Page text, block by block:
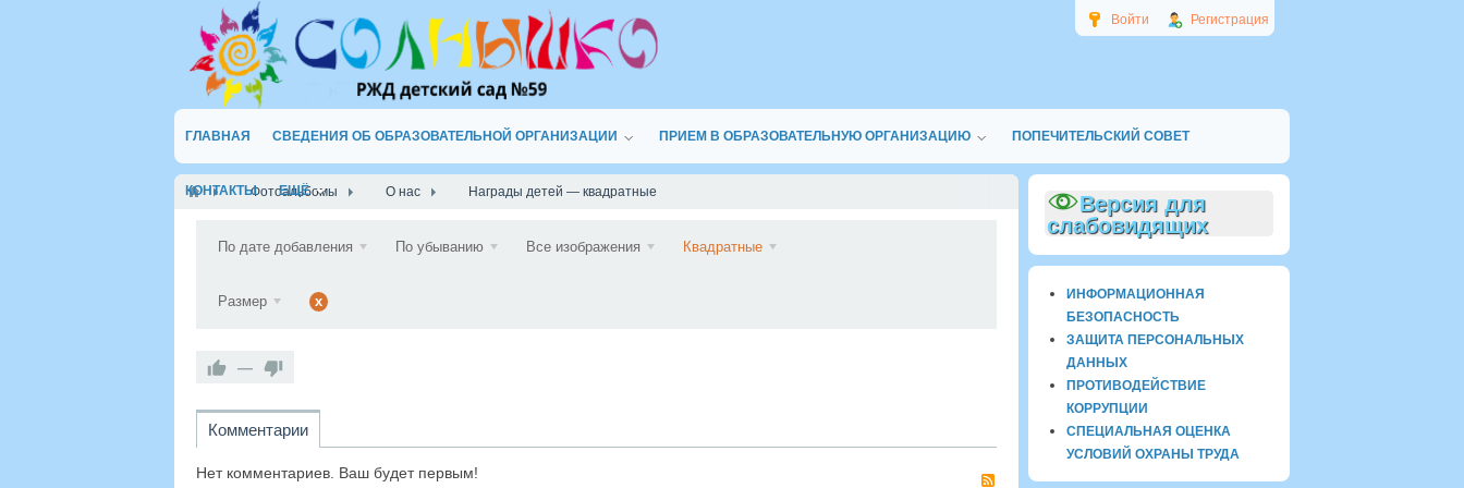
Войти Регистрация
ГЛАВНАЯ СВЕДЕНИЯ ОБ ОБРАЗОВАТЕЛЬНОЙ ОРГАНИЗАЦИИ ПРИЕМ В ОБРАЗОВАТЕЛЬНУЮ ОРГАНИЗАЦИЮ ПОПЕЧИТЕЛЬСКИЙ СОВЕТ
КОНТАКТЫ ЕЩЁ
Фотоальбомы О нас Награды детей — квадратные
По дате добавления По убыванию Все изображения Квадратные
Размер x
—
Комментарии
RSS
Нет комментариев. Ваш будет первым!
Версия для
слабовидящих
ИНФОРМАЦИОННАЯ
БЕЗОПАСНОСТЬ
ЗАЩИТА ПЕРСОНАЛЬНЫХ
ДАННЫХ
ПРОТИВОДЕЙСТВИЕ
КОРРУПЦИИ
СПЕЦИАЛЬНАЯ ОЦЕНКА
УСЛОВИЙ ОХРАНЫ ТРУДА